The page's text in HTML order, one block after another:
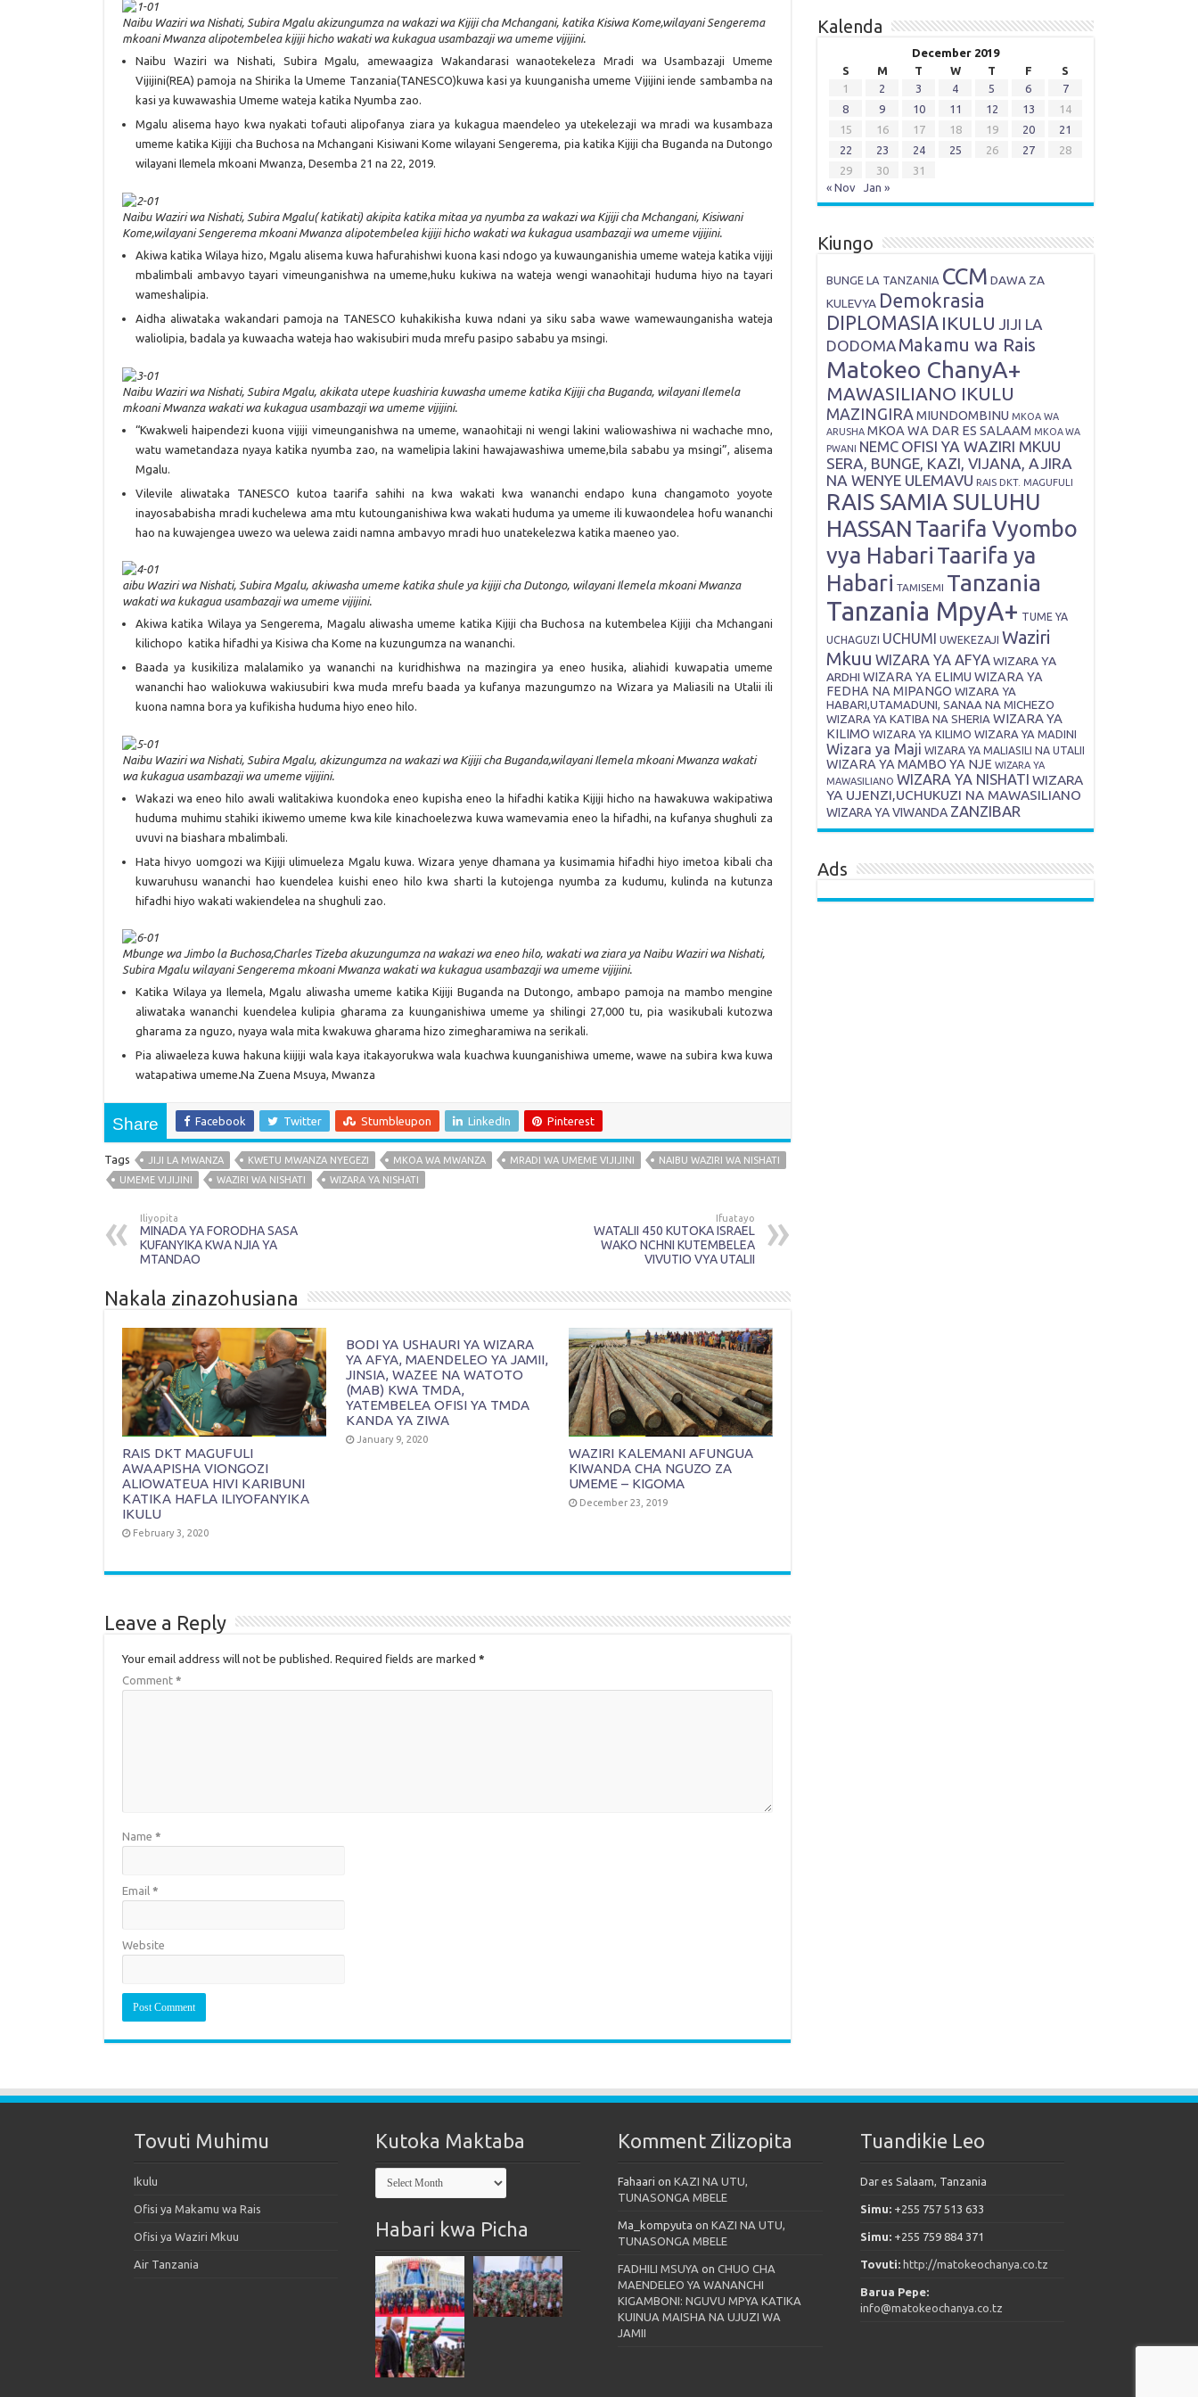
Naibu Waziri wa Nishati, Subira Mgalu akizungumza na wakazi wa Kijiji cha Mchangani, katika Kisiwa Kome,wilayani Sengerema
mkoani Mwanza alipotembelea kijiji hicho wakati wa kukagua usambazaji wa umeme vijijini.
Naibu Waziri wa Nishati, Subira Mgalu, amewaagiza Wakandarasi wanaotekeleza Mradi wa Usambazaji Umeme
Vijijini(REA) pamoja na Shirika la Umeme Tanzania(TANESCO)kuwa kasi ya kuunganisha umeme Vijijini iende sambamba na
kasi ya kuwawashia Umeme wateja katika Nyumba zao.
Mgalu alisema hayo kwa nyakati tofauti alipofanya ziara ya kukagua maendeleo ya utekelezaji wa mradi wa kusambaza
umeme katika Kijiji cha Buchosa na Mchangani Kisiwani Kome wilayani Sengerema, pia katika Kijiji cha Buganda na Dutongo
wilayani Ilemela mkoani Mwanza, Desemba 21 na 22, 2019.
Naibu Waziri wa Nishati, Subira Mgalu( katikati) akipita katika mitaa ya nyumba za wakazi wa Kijiji cha Mchangani, Kisiwani
Kome,wilayani Sengerema mkoani Mwanza alipotembelea kijiji hicho wakati wa kukagua usambazaji wa umeme vijijini.
Akiwa katika Wilaya hizo, Mgalu alisema kuwa hafurahishwi kuona kasi ndogo ya kuwaunganishia umeme wateja katika vijiji
mbalimbali ambavyo tayari vimeunganishwa na umeme,huku kukiwa na wateja wengi wanaohitaji huduma hiyo na tayari
wameshalipia.
Aidha aliwataka wakandari pamoja na TANESCO kuhakikisha kuwa ndani ya siku saba wawe wamewaunganisha wateja
waliolipia, badala ya kuwaacha wateja hao wakisubiri muda mrefu pasipo sababu ya msingi.
Naibu Waziri wa Nishati, Subira Mgalu, akikata utepe kuashiria kuwasha umeme katika Kijiji cha Buganda, wilayani Ilemela
mkoani Mwanza wakati wa kukagua usambazaji wa umeme vijijini.
“Kwakweli haipendezi kuona vijiji vimeunganishwa na umeme, wanaohitaji ni wengi lakini waliowashiwa ni wachache mno,
watu wametandaza nyaya katika nyumba zao, na wamelipia lakini hawajawashiwa umeme,bila sababu ya msingi”, alisema
Mgalu.
Vilevile aliwataka TANESCO kutoa taarifa sahihi na kwa wakati kwa wananchi endapo kuna changamoto yoyote
inayosababisha mradi kuchelewa ama mtu kutounganishiwa kwa wakati huduma ya umeme ili kuwaondelea hofu wananchi
hao na kuwajengea uwezo wa uelewa zaidi namna ambavyo mradi huo unatekelezwa katika maeneo yao.
aibu Waziri wa Nishati, Subira Mgalu, akiwasha umeme katika shule ya kijiji cha Dutongo, wilayani Ilemela mkoani Mwanza
wakati wa kukagua usambazaji wa umeme vijijini.
Akiwa katika Wilaya ya Sengerema, Magalu aliwasha umeme katika Kijiji cha Buchosa na kutembelea Kijiji cha Mchangani
kilichopo katika hifadhi ya Kisiwa cha Kome na kuzungumza na wananchi.
Baada ya kusikiliza malalamiko ya wananchi na kuridhishwa na mazingira ya eneo husika, aliahidi kuwapatia umeme
wananchi hao waliokuwa wakiusubiri kwa muda mrefu baada ya kufanya mazungumzo na Wizara ya Maliasili na Utalii ili
kuona namna bora ya kufikisha huduma hiyo eneo hilo.
Naibu Waziri wa Nishati, Subira Mgalu, akizungumza na wakazi wa Kijiji cha Buganda,wilayani Ilemela mkoani Mwanza wakati
wa kukagua usambazaji wa umeme vijijini.
Wakazi wa eneo hilo awali walitakiwa kuondoka eneo kupisha eneo la hifadhi katika Kijiji hicho na hawakuwa wakipatiwa
huduma muhimu stahiki ikiwemo umeme kwa kile kinachoelezwa kuwa wamevamia eneo la hifadhi, na kufanya shughuli za
uvuvi na biashara mbalimbali.
Hata hivyo uomgozi wa Kijiji ulimueleza Mgalu kuwa. Wizara yenye dhamana ya kusimamia hifadhi hiyo imetoa kibali cha
kuwaruhusu wananchi hao kuendelea kuishi eneo hilo kwa sharti la kutojenga nyumba za kudumu, kulinda na kutunza
hifadhi hiyo wakati wakiendelea na shughuli zao.
Mbunge wa Jimbo la Buchosa,Charles Tizeba akuzungumza na wakazi wa eneo hilo, wakati wa ziara ya Naibu Waziri wa Nishati,
Subira Mgalu wilayani Sengerema mkoani Mwanza wakati wa kukagua usambazaji wa umeme vijijini.
Katika Wilaya ya Ilemela, Mgalu aliwasha umeme katika Kijiji Buganda na Dutongo, ambapo pamoja na mambo mengine
aliwataka wananchi kuendelea kulipia gharama za kuunganishiwa umeme ya shilingi 27,000 tu, pia wasikubali kutozwa
gharama za nguzo, nyaya wala mita kwakuwa gharama hizo zimegharamiwa na serikali.
Pia aliwaeleza kuwa hakuna kiijiji wala kaya itakayorukwa wala kuachwa kuunganishiwa umeme, wawe na subira kwa kuwa
watapatiwa umeme.Na Zuena Msuya, Mwanza
Share Facebook Twitter Stumbleupon LinkedIn Pinterest
Tags JIJI LA MWANZA KWETU MWANZA NYEGEZI MKOA WA MWANZA MRADI WA UMEME VIJIJINI
NAIBU WAZIRI WA NISHATI
UMEME VIJIJINI
WAZIRI WA NISHATI WIZARA YA NISHATI
Iliyopita
MINADA YA FORODHA SASA
KUFANYIKA KWA NJIA YA
MTANDAO
Ifuatayo
WATALII 450 KUTOKA ISRAEL
WAKO NCHNI KUTEMBELEA
VIVUTIO VYA UTALII
Nakala zinazohusiana
RAIS DKT MAGUFULI
AWAAPISHA VIONGOZI
ALIOWATEUA HIVI KARIBUNI
KATIKA HAFLA ILIYOFANYIKA
IKULU
February 3, 2020
BODI YA USHAURI YA WIZARA
YA AFYA, MAENDELEO YA JAMII,
JINSIA, WAZEE NA WATOTO
(MAB) KWA TMDA,
YATEMBELEA OFISI YA TMDA
KANDA YA ZIWA
January 9, 2020
WAZIRI KALEMANI AFUNGUA
KIWANDA CHA NGUZO ZA
UMEME – KIGOMA
December 23, 2019
Leave a Reply
Your email address will not be published. Required fields are marked *
Comment *
Name *
Email *
Website
Kalenda
December 2019
S
M T W T F
S
1
2 3 4 5 6
7
8
9 10 11 12 13
14
15
16 17 18 19 20
21
22
23 24 25 26 27
28
29
30
31
« Nov
Jan »
Kiungo
BUNGE LA TANZANIA CCM DAWA ZA
KULEVYA Demokrasia
DIPLOMASIA IKULU JIJI LA
DODOMA Makamu wa Rais
Matokeo ChanyA+
MAWASILIANO IKULU
MAZINGIRAMIUNDOMBINU MKOA WA
ARUSHA MKOA WA DAR ES SALAAM MKOA WA
PWANI NEMC OFISI YA WAZIRI MKUU
SERA, BUNGE, KAZI, VIJANA, AJIRA
NA WENYE ULEMAVU RAIS DKT. MAGUFULI
RAIS SAMIA SULUHU
HASSAN Taarifa Vyombo
vya Habari Taarifa ya
Habari TAMISEMI Tanzania
Tanzania MpyA+ TUME YA
UCHAGUZI UCHUMI UWEKEZAJI Waziri
Mkuu WIZARA YA AFYAWIZARA YA
ARDHI WIZARA YA ELIMU WIZARA YA
FEDHA NA MIPANGO WIZARA YA
HABARI,UTAMADUNI, SANAA NA MICHEZO
WIZARA YA KATIBA NA SHERIA WIZARA YA
KILIMO WIZARA YA KILIMO WIZARA YA MADINI
Wizara ya Maji WIZARA YA MALIASILI NA UTALII
WIZARA YA MAMBO YA NJE WIZARA YA
MAWASILIANO WIZARA YA NISHATI WIZARA
YA UJENZI,UCHUKUZI NA MAWASILIANO
WIZARA YA VIWANDA ZANZIBAR
Ads
Tovuti Muhimu
Ikulu
Ofisi ya Makamu wa Rais
Ofisi ya Waziri Mkuu
Air Tanzania
Kutoka Maktaba
Kutoka
Maktaba
Habari kwa Picha
Komment Zilizopita
Fahaari on KAZI NA UTU,
TUNASONGA MBELE
Ma_kompyuta on KAZI NA UTU,
TUNASONGA MBELE
FADHILI MSUYA on CHUO CHA
MAENDELEO YA WANANCHI
KIGAMBONI: NGUVU MPYA KATIKA
KUINUA MAISHA NA UJUZI WA
JAMII
Tuandikie Leo
Dar es Salaam, Tanzania
Simu: +255 757 513 633
Simu: +255 759 884 371
Tovuti: http://matokeochanya.co.tz
Barua Pepe:
info@matokeochanya.co.tz